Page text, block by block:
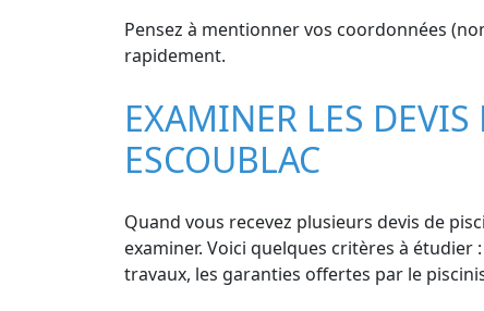
Pensez à mentionner vos coordonnées
rapidement.
EXAMINER LES
ESCOUBLAC
Quand vous recevez plusieurs devis de
examiner. Voici quelques critères à
travaux, les garanties offertes par le